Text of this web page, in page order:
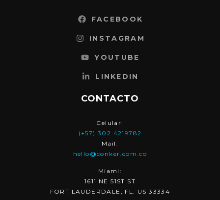
FACEBOOK
INSTAGRAM
YOUTUBE
LINKEDIN
CONTACTO
Celular:
(+57) 302 4219782
Mail:
hello@conker.com.co
Miami:
1611 NE 51ST ST
FORT LAUDERDALE, FL. US 33334